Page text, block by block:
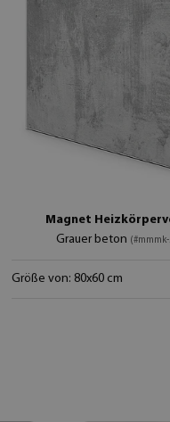
Magnet
Grauer beton
Größe von: 80x60 cm